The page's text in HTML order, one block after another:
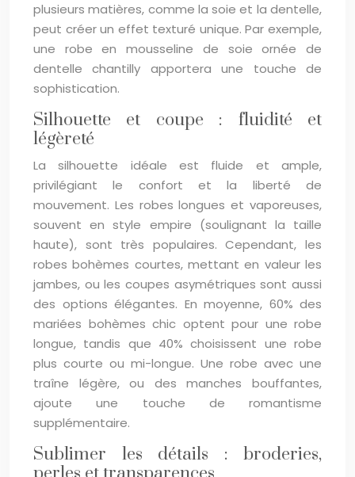
plusieurs matières, comme la soie et la dentelle,
peut créer un effet texturé unique. Par exemple,
une robe en mousseline de soie ornée de
dentelle chantilly apportera une touche de
sophistication.
Silhouette et coupe : fluidité et
légèreté
La silhouette idéale est fluide et ample,
privilégiant le confort et la liberté de
mouvement. Les robes longues et vaporeuses,
souvent en style empire (soulignant la taille
haute), sont très populaires. Cependant, les
robes bohèmes courtes, mettant en valeur les
jambes, ou les coupes asymétriques sont aussi
des options élégantes. En moyenne, 60% des
mariées bohèmes chic optent pour une robe
longue, tandis que 40% choisissent une robe
plus courte ou mi-longue. Une robe avec une
traîne légère, ou des manches bouffantes,
ajoute une touche de romantisme
supplémentaire.
Sublimer les détails : broderies,